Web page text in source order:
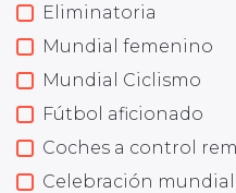
Eliminatoria
Mundial femenino
Mundial Ciclismo
Fútbol aficionado
Coches a control
Celebración mundial